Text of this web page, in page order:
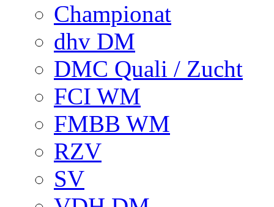
Championat
dhv DM
DMC Quali / Zucht
FCI WM
FMBB WM
RZV
SV